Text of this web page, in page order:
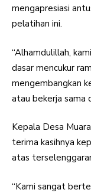
mengapresiasi
pelatihan ini.
“Alhamdulillah,
dasar mencukur
mengembangkan
atau bekerja sama
Kepala Desa
terima kasihnya
atas
“Kami sangat